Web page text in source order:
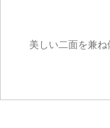
美しい二面を兼ね